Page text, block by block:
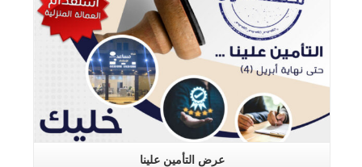
عرض التأمين علينا